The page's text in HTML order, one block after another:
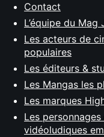
Contact
L’équipe du
Les acteurs de
populaires
Les éditeurs &
Les Mangas les
Les marques
Les
vidéoludiques